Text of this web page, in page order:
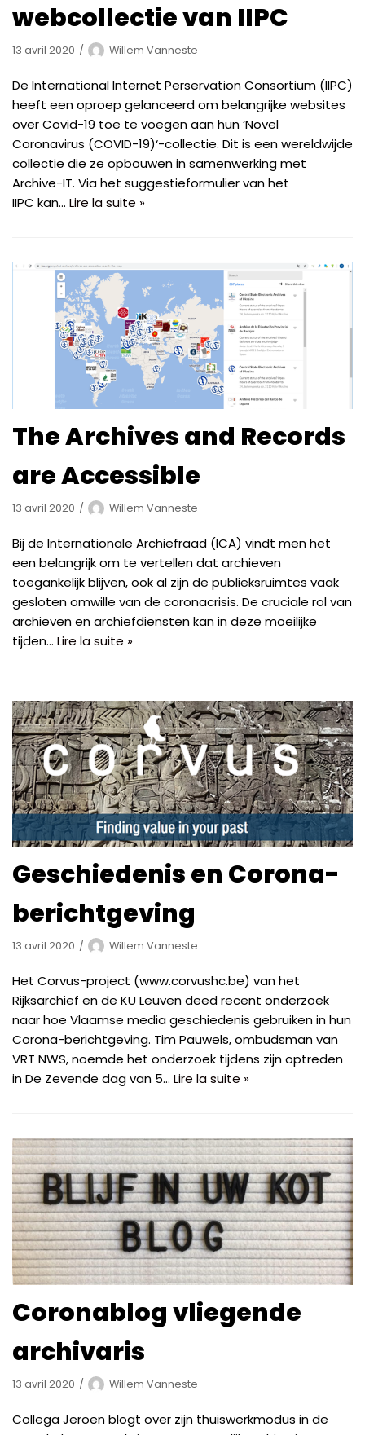
webcollectie van IIPC
13 avril 2020 Willem Vanneste
De International Internet Perservation Consortium (IIPC)
heeft een oproep gelanceerd om belangrijke websites
over Covid-19 toe te voegen aan hun ‘Novel
Coronavirus (COVID-19)‘-collectie. Dit is een wereldwijde
collectie die ze opbouwen in samenwerking met
Archive-IT. Via het suggestieformulier van het
IIPC kan… Lire la suite »
The Archives and Records
are Accessible
13 avril 2020 Willem Vanneste
Bij de Internationale Archiefraad (ICA) vindt men het
een belangrijk om te vertellen dat archieven
toegankelijk blijven, ook al zijn de publieksruimtes vaak
gesloten omwille van de coronacrisis. De cruciale rol van
archieven en archiefdiensten kan in deze moeilijke
tijden… Lire la suite »
Geschiedenis en Corona-
berichtgeving
13 avril 2020 Willem Vanneste
Het Corvus-project (www.corvushc.be) van het
Rijksarchief en de KU Leuven deed recent onderzoek
naar hoe Vlaamse media geschiedenis gebruiken in hun
Corona-berichtgeving. Tim Pauwels, ombudsman van
VRT NWS, noemde het onderzoek tijdens zijn optreden
in De Zevende dag van 5… Lire la suite »
Coronablog vliegende
archivaris
13 avril 2020 Willem Vanneste
Collega Jeroen blogt over zijn thuiswerkmodus in de